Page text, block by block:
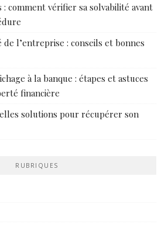
: comment vérifier sa solvabilité avant
l’entreprise : conseils et bonnes
à la banque : étapes et astuces
financière
solutions pour récupérer son
RUBRIQUES